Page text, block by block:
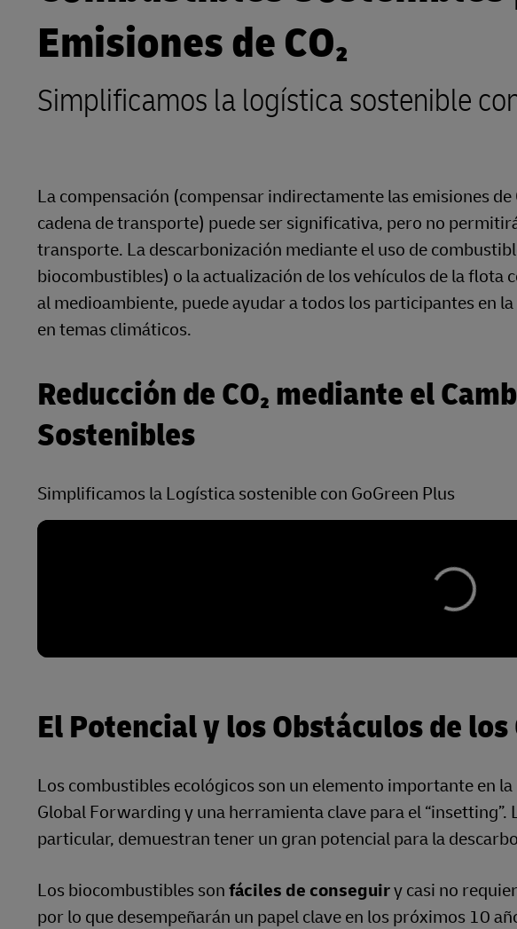
LifeTrack
Conozca Más Acerca de los
Portales
Emisiones de CO₂
Simplificamos la logística sostenible
La compensación (compensar indirectamente las emisiones
cadena de transporte) puede ser significativa, pero no
transporte. La descarbonización mediante el uso de
biocombustibles) o la actualización de los vehículos de la flota
al medioambiente, puede ayudar a todos los participantes en
en temas climáticos.
Reducción de CO₂ mediante el
Sostenibles
Simplificamos la Logística sostenible con GoGreen Plus
El Potencial y los Obstáculos de
Los combustibles ecológicos son un elemento importante en
Global Forwarding y una herramienta clave para el
particular, demuestran tener un gran potencial para la
Los biocombustibles son fáciles de conseguiry casi no
por lo que desempeñarán un papel clave en los próximos 10